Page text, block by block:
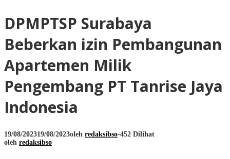
DPMPTSP Surabaya
Beberkan izin Pembangunan
Apartemen Milik
Pengembang PT Tanrise Jaya
Indonesia
19/08/202319/08/2023oleh redaksibso-452 Dilihat
oleh redaksibso